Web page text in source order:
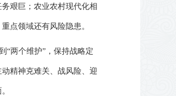
艰巨；农业农村现代化相
点领域还有风险隐患。
“两个维护”，保持战略定
精神克难关、战风险、迎